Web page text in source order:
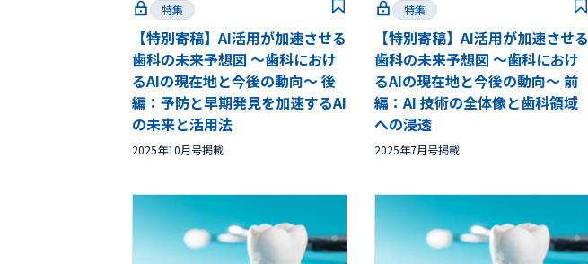
特集
【特別寄稿】AI活用が加速させる
歯科の未来予想図 ～歯科におけ
るAIの現在地と今後の動向～ 後
編：予防と早期発見を加速するAI
の未来と活用法
2025年10月号掲載
特集
【特別寄稿】AI活用が加速させる
歯科の未来予想図 ～歯科におけ
るAIの現在地と今後の動向～ 前
編：AI 技術の全体像と歯科領域
への浸透
2025年7月号掲載